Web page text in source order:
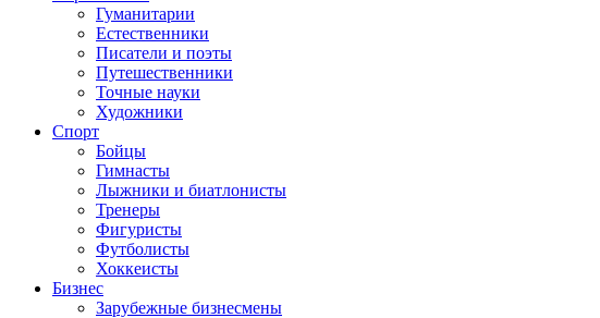
Гуманитарии
Естественники
Писатели и поэты
Путешественники
Точные науки
Художники
Спорт
Бойцы
Гимнасты
Лыжники и биатлонисты
Тренеры
Фигуристы
Футболисты
Хоккеисты
Бизнес
Зарубежные бизнесмены